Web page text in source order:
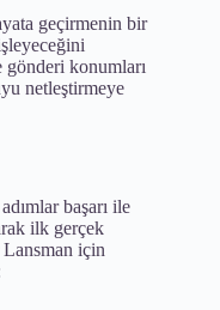
geçirmenin bir
gönderi konumları
netleştirmeye
başarı ile
ilk gerçek
Lansman için